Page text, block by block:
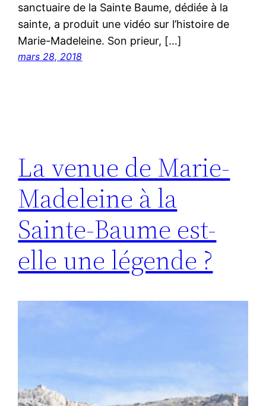
sanctuaire de la Sainte Baume, dédiée à la
sainte, a produit une vidéo sur l’histoire de
Marie-Madeleine. Son prieur, […]
mars 28, 2018
La venue de Marie-
Madeleine à la
Sainte-Baume est-
elle une légende ?